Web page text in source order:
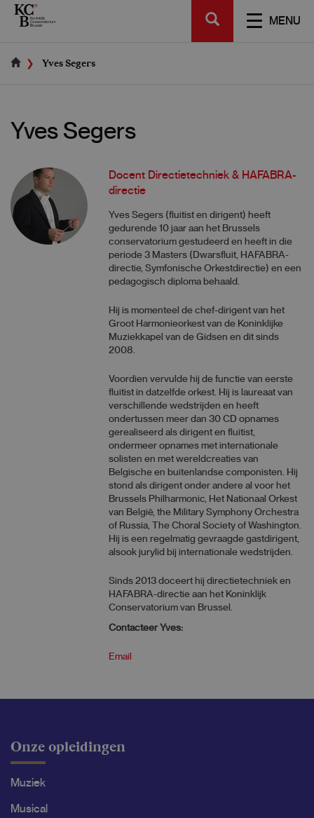
Skip
MENU
SEARCH
Yves Segers
Yves Segers
Docent Directietechniek & HAFABRA-
directie
Yves Segers (fluitist en dirigent) heeft
gedurende 10 jaar aan het Brussels
conservatorium gestudeerd en heeft in die
periode 3 Masters (Dwarsfluit, HAFABRA-
directie, Symfonische Orkestdirectie) en een
pedagogisch diploma behaald.
Hij is momenteel de chef-dirigent van het
Groot Harmonieorkest van de Koninklijke
Muziekkapel van de Gidsen en dit sinds
2008.
Voordien vervulde hij de functie van eerste
fluitist in datzelfde orkest. Hij is laureaat van
verschillende wedstrijden en heeft
ondertussen meer dan 30 CD opnames
gerealiseerd als dirigent en fluitist,
ondermeer opnames met internationale
solisten en met wereldcreaties van
Belgische en buitenlandse componisten. Hij
stond als dirigent onder andere al voor het
Brussels Philharmonic, Het Nationaal Orkest
van België, the Military Symphony Orchestra
of Russia, The Choral Society of Washington.
Hij is een regelmatig gevraagde gastdirigent,
alsook jurylid bij internationale wedstrijden.
Sinds 2013 doceert hij directietechniek en
HAFABRA-directie aan het Koninklijk
Conservatorium van Brussel.
Contacteer Yves:
Email
Onze opleidingen
Muziek
Musical